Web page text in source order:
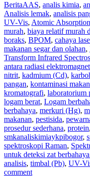
BeritaAAS, analis kimia,
Analisis lemak, analisis
UV-Vis, Atomic
murah, biaya relatif murah
boraks, BPOM, cahaya
makanan segar dan olahan,
Transform Infrared
antara radiasi
nitrit, kadmium (Cd),
pangan, kontaminasi
kromatografi, laboratorium
logam berat, Logam
berbahaya, merkuri (Hg),
makanan, pestisida,
prosedur sederhana, protein,
smkanaliskimiaykpibogor,
spektroskopi Raman,
untuk deteksi zat
analisis, timbal (Pb), UV-
comment